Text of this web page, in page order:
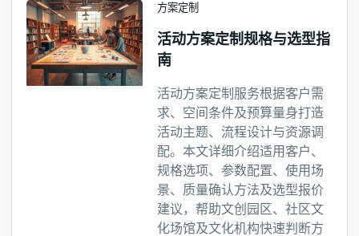
方案定制
活动方案定制规格与选型指
南
活动方案定制服务根据客户需
求、空间条件及预算量身打造
活动主题、流程设计与资源调
配。本文详细介绍适用客户、
规格选项、参数配置、使用场
景、质量确认方法及选型报价
建议，帮助文创园区、社区文
化场馆及文化机构快速判断方